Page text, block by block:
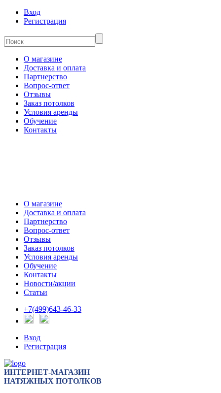
Вход
Регистрация
О магазине
Доставка и оплата
Партнерство
Вопрос-ответ
Отзывы
Заказ потолков
Условия аренды
Обучение
Контакты
О магазине
Доставка и оплата
Партнерство
Вопрос-ответ
Отзывы
Заказ потолков
Условия аренды
Обучение
Контакты
Новости/акции
Статьи
+7(499)643-46-33
Вход
Регистрация
ИНТЕРНЕТ-МАГАЗИН
НАТЯЖНЫХ ПОТОЛКОВ